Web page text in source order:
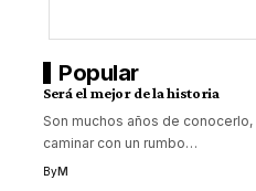
Popular
Será el mejor de la historia
Son muchos años de
caminar con un rumbo…
ByM